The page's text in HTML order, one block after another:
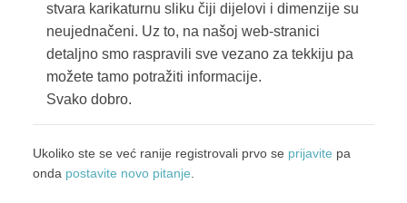
stvara karikaturnu sliku čiji dijelovi i dimenzije su
neujednačeni. Uz to, na našoj web-stranici
detaljno smo raspravili sve vezano za tekkiju pa
možete tamo potražiti informacije.
Svako dobro.
Ukoliko ste se već ranije registrovali prvo se prijavite pa
onda postavite novo pitanje.